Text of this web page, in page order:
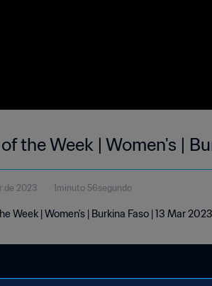
the Week | Women's |
de 2023 1minuto 56segundo
Week | Women's | Burkina Faso | 13 Mar 2023